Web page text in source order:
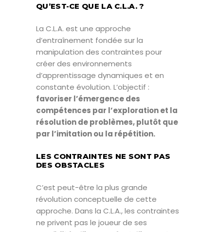
QU’EST-CE QUE LA C.L.A. ?
La C.L.A. est une approche
d’entraînement fondée sur la
manipulation des contraintes pour
créer des environnements
d’apprentissage dynamiques et en
constante évolution. L’objectif :
favoriser l’émergence des
compétences par l’exploration et la
résolution de problèmes, plutôt que
par l’imitation ou la répétition.
LES CONTRAINTES NE SONT PAS
DES OBSTACLES
C’est peut-être la plus grande
révolution conceptuelle de cette
approche. Dans la C.L.A., les contraintes
ne privent pas le joueur de ses